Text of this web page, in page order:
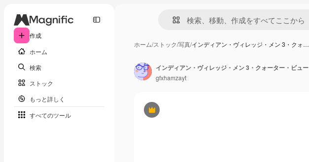
作成
ホーム
検索
ストック
もっと詳しく
すべてのツール
ホーム/ストック/写真/インディアン・ヴィレッジ・メン 3・クォ…
Premium
gfxhamzayt